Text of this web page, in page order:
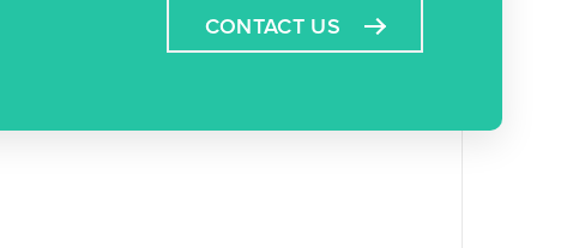
CONTACT US